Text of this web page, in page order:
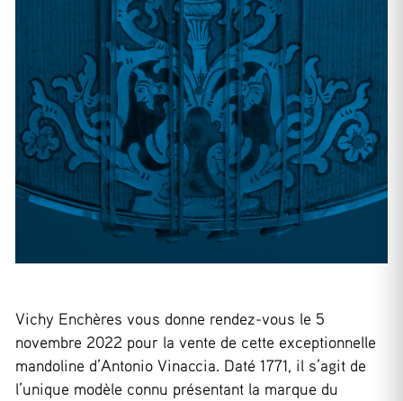
Vichy Enchères vous donne rendez-vous le 5
novembre 2022 pour la vente de cette exceptionnelle
mandoline d’Antonio Vinaccia. Daté 1771, il s’agit de
l’unique modèle connu présentant la marque du